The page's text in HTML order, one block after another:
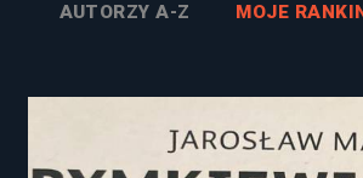
AUTORZY A-Z MOJE